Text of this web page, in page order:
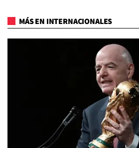
MÁS EN INTERNACIONALES